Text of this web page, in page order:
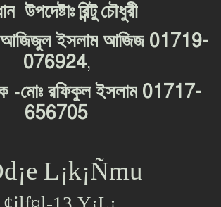
উপদেষ্টাঃরিন্টু চৌধুরী
আজিজুল ইসলাম আজিজ 01719-
076924,
-মোঃ রফিকুল ইসলাম 01717-
656705
L¡k¡Ñmu